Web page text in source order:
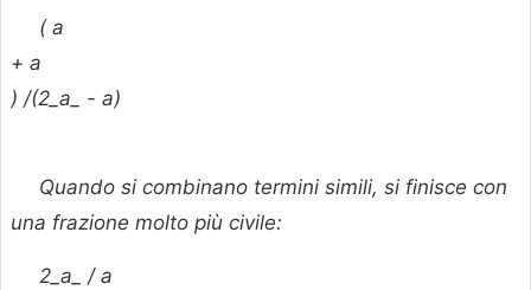
(a
+ a
) /(2_a_ - a)
Quando si combinano termini simili, si finisce con
una frazione molto più civile:
2_a_ /a